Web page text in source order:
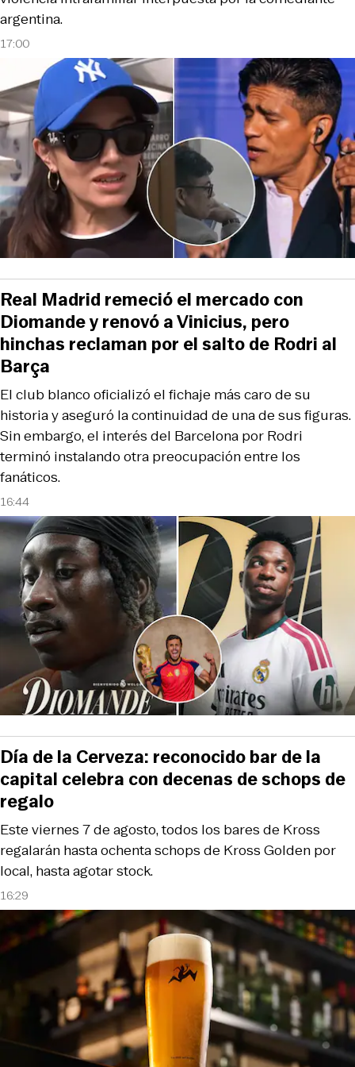
17:00
argentina.
16:44
El club blanco oficializó el fichaje más caro de su
historia y aseguró la continuidad de una de sus figuras.
Sin embargo, el interés del Barcelona por Rodri
terminó instalando otra preocupación entre los
fanáticos.
Real Madrid remeció el mercado con
Diomande y renovó a Vinicius, pero
hinchas reclaman por el salto de Rodri al
Barça
16:29
Este viernes 7 de agosto, todos los bares de Kross
regalarán hasta ochenta schops de Kross Golden por
local, hasta agotar stock.
Día de la Cerveza: reconocido bar de la
capital celebra con decenas de schops de
regalo